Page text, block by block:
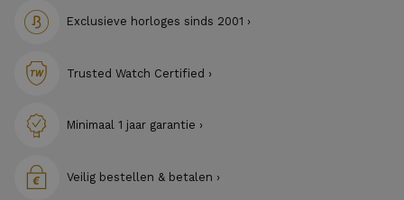
Exclusieve horloges sinds 2001 ›
Trusted Watch Certified ›
Minimaal 1 jaar garantie ›
Veilig bestellen & betalen ›